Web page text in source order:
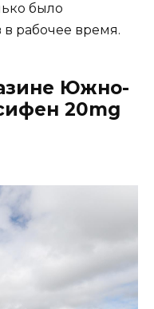
было
рабочее время.
Южно-
20mg